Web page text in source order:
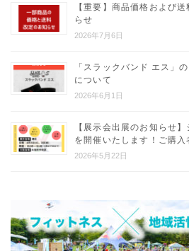
【重要】商品価格および
らせ
2026年7月6日
「スラックバンド エス」
について
2026年6月1日
【展示会出展のお知らせ
を開催いたします！ご購入
2026年5月22日